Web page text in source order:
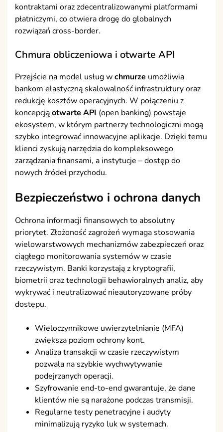
kontraktami oraz zdecentralizowanymi platformami
płatniczymi, co otwiera drogę do globalnych
rozwiązań cross-border.
Chmura obliczeniowa i otwarte API
Przejście na model usług wchmurze umożliwia
bankom elastyczną skalowalność infrastruktury oraz
redukcję kosztów operacyjnych. W połączeniu z
koncepcjąotwarte API (open banking) powstaje
ekosystem, w którym partnerzy technologiczni mogą
szybko integrować innowacyjne aplikacje. Dzięki temu
klienci zyskują narzędzia do kompleksowego
zarządzania finansami, a instytucje – dostęp do
nowych źródeł przychodu.
Bezpieczeństwo i ochrona danych
Ochrona informacji finansowych to absolutny
priorytet. Złożoność zagrożeń wymaga stosowania
wielowarstwowych mechanizmów zabezpieczeń oraz
ciągłego monitorowania systemów w czasie
rzeczywistym. Banki korzystają z kryptografii,
biometrii oraz technologii behawioralnych analiz, aby
wykrywać i neutralizować nieautoryzowane próby
dostępu.
Wieloczynnikowe uwierzytelnianie (MFA)
zwiększa poziom ochrony kont.
Analiza transakcji w czasie rzeczywistym
pozwala na szybkie wychwytywanie
podejrzanych operacji.
Szyfrowanie end-to-end gwarantuje, że dane
klientów nie są narażone podczas transmisji.
Regularne testy penetracyjne i audyty
minimalizują ryzyko luk w systemach.